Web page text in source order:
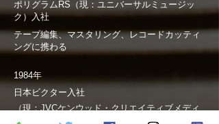
ポリグラムRS（現：ユニバーサルミュージッ
ク）入社
テープ編集、マスタリング、レコードカッティ
ングに携わる
1984年
日本ビクター入社
（現：JVCケンウッド・クリエイティブメディ
ア）